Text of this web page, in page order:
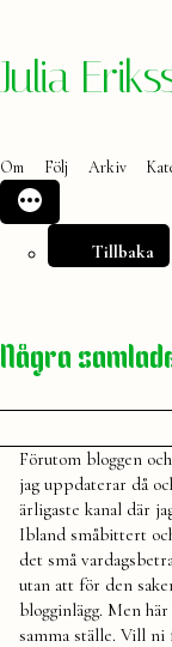
Hoppa
Julia
Om Följ Arkiv
Tillbaka
Några
Förutom bloggen och
jag uppdaterar då
ärligaste kanal där
Ibland småbittert
det små
utan att för den
blogginlägg. Men
samma ställe. Vill ni